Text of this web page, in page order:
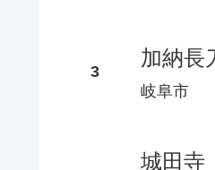
加納長
岐阜市
城田寺